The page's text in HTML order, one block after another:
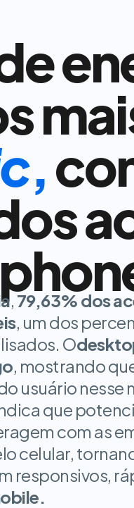
,
, 79,63% dos
, um dos
O
, mostrando
usuário nesse
que
com as
celular,
responsivos,